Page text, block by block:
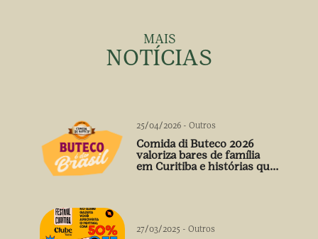
MAIS
NOTÍCIAS
25/04/2026 - Outros
Comida di Buteco 2026
valoriza bares de família
em Curitiba e histórias que
27/03/2025 - Outros